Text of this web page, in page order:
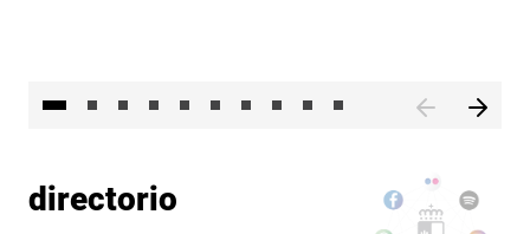
directorio